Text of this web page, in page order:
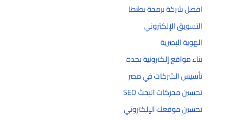
افضل شركة برمجة بطنطا
التسويق الإلكتروني
الهوية البصرية
بناء مواقع إلكترونية بجدة
تأسيس الشركات في مصر
تحسين محركات البحث SEO
تحسين موقعك الإلكتروني